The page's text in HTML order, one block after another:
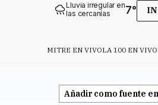
Lluvia irregular en
las cercanías
7°
MITRE EN VIVOLA 100 EN VIVO
Añadir como fuente en